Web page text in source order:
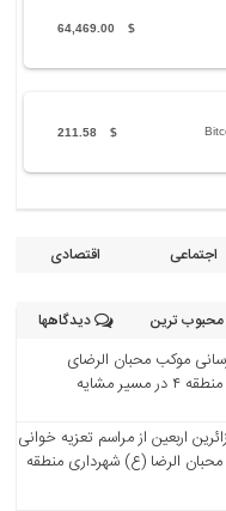
$
64,469.00
$
211.58
اجتماعی اقتصادی
ترین دیدگاهها
موکب محبان الرضای
مسیر مشایه
اربعین از مراسم تعزیه خوانی
الرضا (ع) شهرداری منطقه